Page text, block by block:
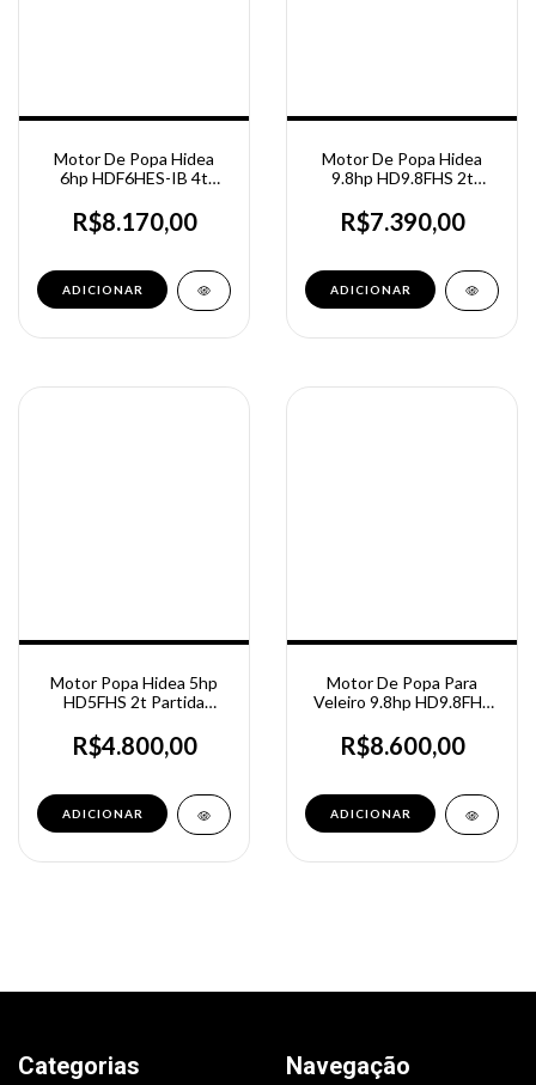
Motor De Popa Hidea
6hp HDF6HES-IB 4t
curta
R$8.170,00
Motor De Popa Hidea
9.8hp HD9.8FHS 2t
R$7.390,00
Motor Popa Hidea 5hp
HD5FHS 2t Partida
R$4.800,00
Motor De Popa Para
Veleiro 9.8hp HD9.8FHL
R$8.600,00
Categorias Navegação